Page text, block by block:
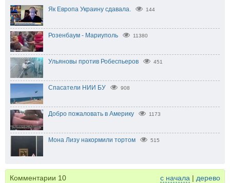
Як Европа Украину сдавала. 144
Розенбаум - Мариуполь 11380
Ульяновы против Робеспьеров 451
Спасатели НИИ БУ 908
Добро пожаловать в Америку 1173
Мона Лизу накормили тортом 515
Комментарии 10 с начала | дерево